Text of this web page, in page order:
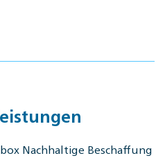
Nach­hal­ti­ge Be­schaf­fung